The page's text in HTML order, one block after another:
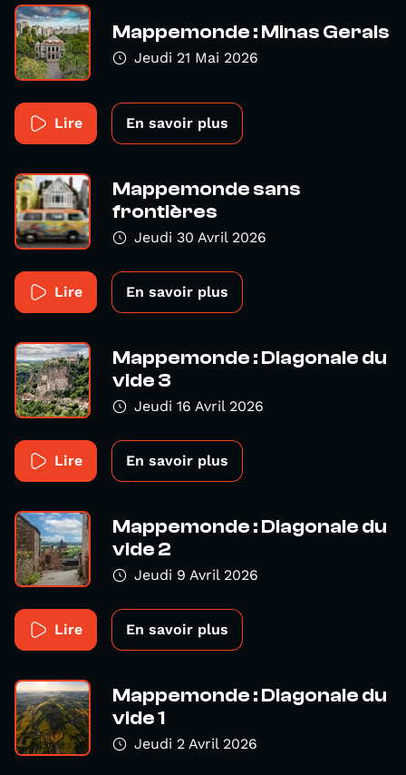
Mappemonde : Minas Gerais
Jeudi 21 Mai 2026
Lire En savoir plus
Mappemonde sans
frontières
Jeudi 30 Avril 2026
Lire En savoir plus
Mappemonde : Diagonale du
vide 3
Jeudi 16 Avril 2026
Lire En savoir plus
Mappemonde : Diagonale du
vide 2
Jeudi 9 Avril 2026
Lire En savoir plus
Mappemonde : Diagonale du
vide 1
Jeudi 2 Avril 2026